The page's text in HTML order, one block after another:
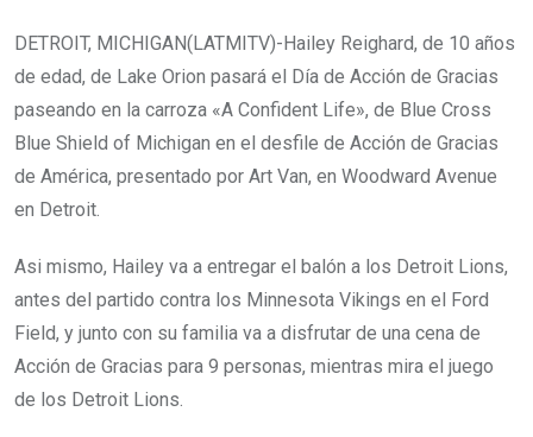
DETROIT, MICHIGAN(LATMITV)-Hailey Reighard, de 10 años
de edad, de Lake Orion pasará el Día de Acción de Gracias
paseando en la carroza «A Confident Life», de Blue Cross
Blue Shield of Michigan en el desfile de Acción de Gracias
de América, presentado por Art Van, en Woodward Avenue
en Detroit.
Asi mismo, Hailey va a entregar el balón a los Detroit Lions,
antes del partido contra los Minnesota Vikings en el Ford
Field, y junto con su familia va a disfrutar de una cena de
Acción de Gracias para 9 personas, mientras mira el juego
de los Detroit Lions.